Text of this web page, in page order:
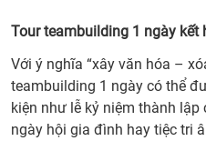
Tour teambuilding 1 ngày kết
Với ý nghĩa “xây văn hóa –
teambuilding 1 ngày có thể
kiện như lễ kỷ niệm thành lập
ngày hội gia đình hay tiệc tri